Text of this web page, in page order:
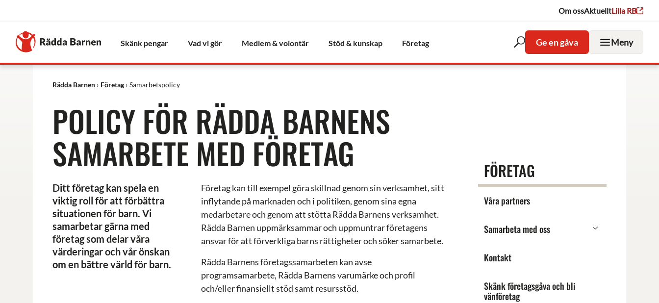
Om ossAktuelltLilla RB
Till
Rädda
Barnens
startsida
Skänk pengar Vad vi gör Medlem & volontär Stöd & kunskap Företag
Öppna
sökfältet
Ge en gåva Meny
Rädda Barnen Företag Samarbetspolicy
POLICY FÖR RÄDDA BARNENS
SAMARBETE MED FÖRETAG
Ditt företag kan spela en
viktig roll för att förbättra
situationen för barn. Vi
samarbetar gärna med
företag som delar våra
värderingar och vår önskan
om en bättre värld för barn.
Företag kan till exempel göra skillnad genom sin verksamhet, sitt
inflytande på marknaden och i politiken, genom sina egna
medarbetare och genom att stötta Rädda Barnens verksamhet.
Rädda Barnen uppmärksammar och uppmuntrar företagens
ansvar för att förverkliga barns rättigheter och söker samarbete.
Rädda Barnens företagssamarbeten kan avse
programsamarbete, Rädda Barnens varumärke och profil
och/eller finansiellt stöd samt resursstöd.
FÖRETAG
Våra partners
Samarbeta med oss
Kontakt
Skänk företagsgåva och bli
vänföretag